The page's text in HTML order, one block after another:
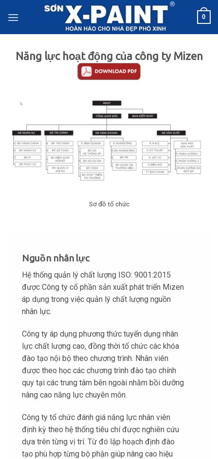
0
Năng lực hoạt động của công ty Mizen
Sơ đồ tổ chức
Nguồn nhân lực
Hệ thống quản lý chất lượng ISO: 9001:2015
được Công ty cổ phần sản xuất phát triển Mizen
áp dụng trong việc quản lý chất lượng nguồn
nhân lực.
Công ty áp dụng phương thức tuyển dụng nhân
lực chất lượng cao, đồng thời tổ chức các khóa
đào tạo nội bộ theo chương trình. Nhân viên
được theo học các chương trình đào tạo chính
quy tại các trung tâm bên ngoài nhằm bồi dưỡng
nâng cao năng lực chuyên môn.
Công ty tổ chức đánh giá năng lực nhân viên
định kỳ theo hệ thống tiêu chí được nghiên cứu
dựa trên từng vị trí. Từ đó lập hoạch định đào
tạo phù hợp từng bộ phận giúp nâng cao hiệu